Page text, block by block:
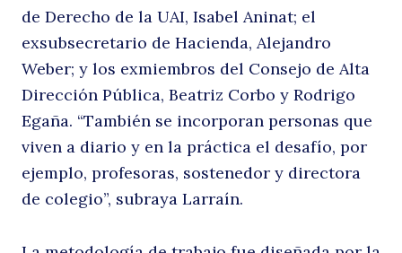
de Derecho de la UAI, Isabel Aninat; el
exsubsecretario de Hacienda, Alejandro
Weber; y los exmiembros del Consejo de Alta
Dirección Pública, Beatriz Corbo y Rodrigo
Egaña. “También se incorporan personas que
viven a diario y en la práctica el desafío, por
ejemplo, profesoras, sostenedor y directora
de colegio”, subraya Larraín.